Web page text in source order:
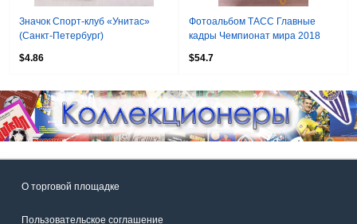
Значок Спорт-клуб «Унитас»
(Санкт-Петербург)
$4.86
Фотоальбом ТАСС Главные
кадры Чемпионат мира 2018
$54.7
О торговой площадке
Пользовательское соглашение